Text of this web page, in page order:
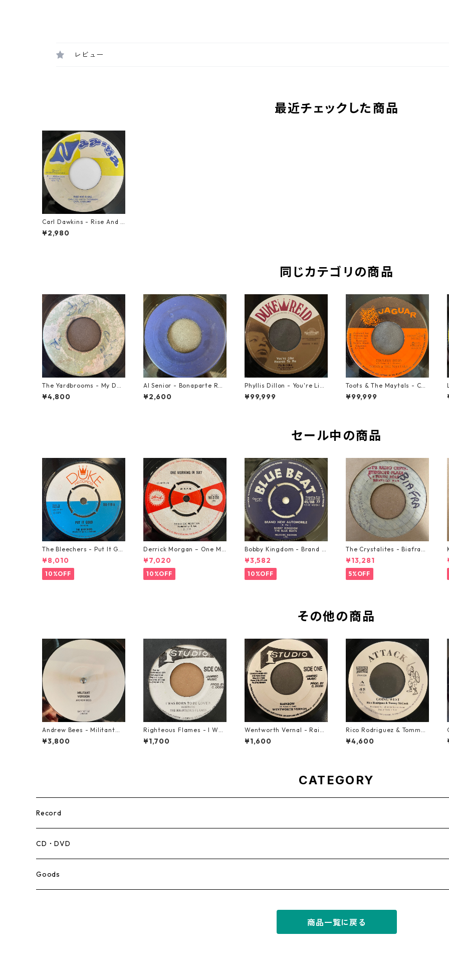
レビュー
最近チェックした商品
Carl Dawkins - Rise And S
hine【7-20975】
¥2,980
同じカテゴリの商品
The Yardbrooms - My Des
ire【7-21922】
¥4,800
Al Senior - Bonaparte Ret
reat【7-21861】
¥2,600
Phyllis Dillon - You're Like
Heaven To Me【7-21913】
¥99,999
Toots & The Maytals - Cou
ntry Road【7-21951】
¥99,999
セール中の商品
The Bleechers - Put It Go
od 【7-21637】
¥8,010
10%OFF
Derrick Morgan – One Mo
rning In May【7-21653】
¥7,020
10%OFF
Bobby Kingdom - Brand N
ew Automobile【7-2088
9】
¥3,582
10%OFF
The Crystalites - Biafra
【7-21293】
¥13,281
5%OFF
その他の商品
Andrew Bees ‎- Militant【1
2-50066】
¥3,800
Righteous Flames - I Was
Born To Be Loved【7-2119
1】
¥1,700
Wentworth Vernal - Rainb
ow【7-21940】
¥1,600
Rico Rodriguez & Tommy
McCook - Going West【7-
21983】
¥4,600
CATEGORY
Record
Mento,Calypso,Ballad
Ska
CD・DVD
Goods
商品一覧に戻る